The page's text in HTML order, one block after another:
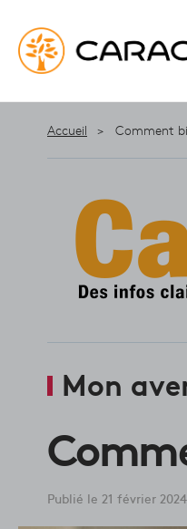
Accueil Comment
Mon
Publié le 21 février 2024